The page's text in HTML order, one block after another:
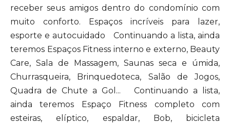
receber seus amigos dentro do condomínio com
muito conforto. Espaços incríveis para lazer,
esporte e autocuidado Continuando a lista, ainda
teremos Espaços Fitness interno e externo, Beauty
Care, Sala de Massagem, Saunas seca e úmida,
Churrasqueira, Brinquedoteca, Salão de Jogos,
Quadra de Chute a Gol... Continuando a lista,
ainda teremos Espaço Fitness completo com
esteiras, elíptico, espaldar, Bob, bicicleta